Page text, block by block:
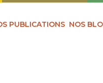
PUBLICATIONS NOS